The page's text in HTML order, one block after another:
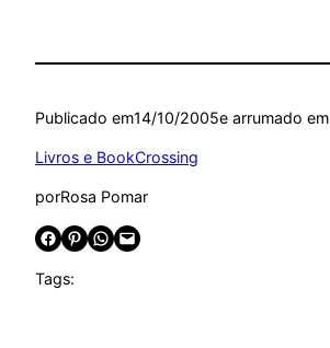
Publicado em14/10/2005e arrumado em
Livros e BookCrossing
porRosa Pomar
Share on Facebook Share on Pinterest Share on WhatsApp Email this Page
Tags: